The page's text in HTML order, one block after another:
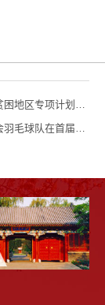
项计划学生座谈会
羽毛球联谊赛中取得佳绩